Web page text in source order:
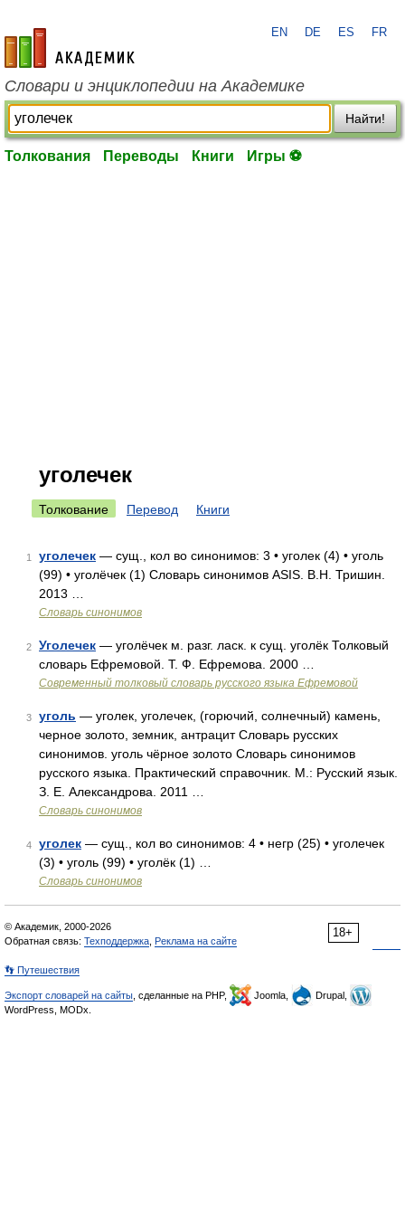
academic.ru
EN DE ES FR
Словари и энциклопедии на Академике
Найти!
Толкования Переводы Книги Игры ⚽
уголечек
Толкование Перевод Книги
1 уголечек — сущ., кол во синонимов: 3 • уголек (4) • уголь
(99) • уголёчек (1) Словарь синонимов ASIS. В.Н. Тришин.
2013 …
Словарь синонимов
2 Уголечек — уголёчек м. разг. ласк. к сущ. уголёк Толковый
словарь Ефремовой. Т. Ф. Ефремова. 2000 …
Современный толковый словарь русского языка Ефремовой
3 уголь — уголек, уголечек, (горючий, солнечный) камень,
черное золото, земник, антрацит Словарь русских
синонимов. уголь чёрное золото Словарь синонимов
русского языка. Практический справочник. М.: Русский язык.
З. Е. Александрова. 2011 …
Словарь синонимов
4 уголек — сущ., кол во синонимов: 4 • негр (25) • уголечек
(3) • уголь (99) • уголёк (1) …
Словарь синонимов
18+
© Академик, 2000-2026
Обратная связь: Техподдержка Реклама на сайте
👣 Путешествия
Экспорт словарей на сайты , сделанные на PHP, Joomla,
Drupal,
WordPress, MODx.